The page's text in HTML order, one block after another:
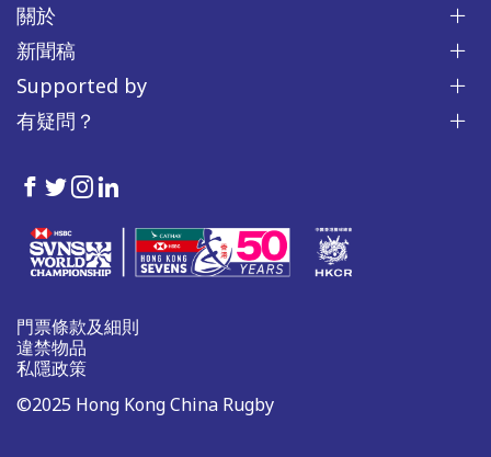
關於
新聞稿
Supported by
有疑問？
HKSevens
on Facebook
HKSevens
on Twitter
HKSevens
on Instagram
HKSevens
on LinkedIn
門票條款及細則
違禁物品
私隱政策
©2025 Hong Kong China Rugby